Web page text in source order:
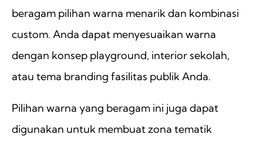
beragam pilihan warna menarik dan kombinasi
custom. Anda dapat menyesuaikan warna
dengan konsep playground, interior sekolah,
atau tema branding fasilitas publik Anda.
Pilihan warna yang beragam ini juga dapat
digunakan untuk membuat zona tematik